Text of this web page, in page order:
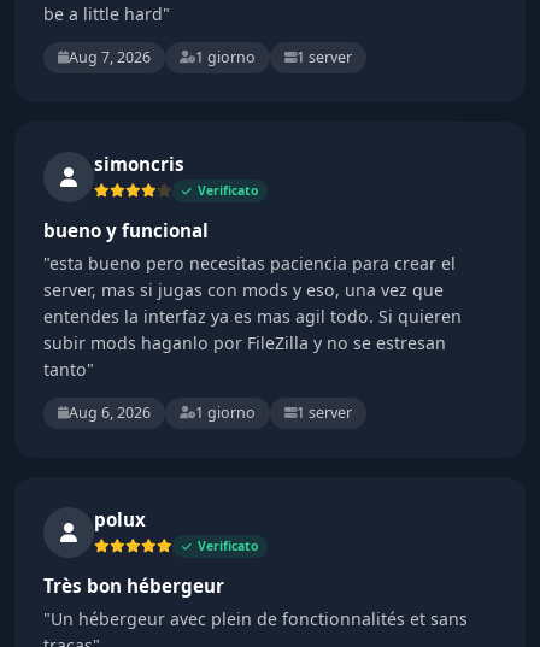
be a little hard"
Aug 7, 2026 1 giorno 1 server
simoncris
Verificato
bueno y funcional
"esta bueno pero necesitas paciencia para crear el
server, mas si jugas con mods y eso, una vez que
entendes la interfaz ya es mas agil todo. Si quieren
subir mods haganlo por FileZilla y no se estresan
tanto"
Aug 6, 2026 1 giorno 1 server
polux
Verificato
Très bon hébergeur
"Un hébergeur avec plein de fonctionnalités et sans